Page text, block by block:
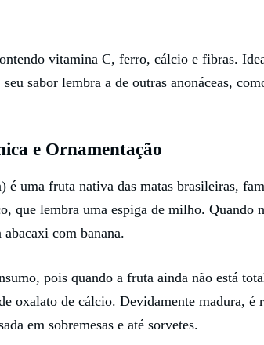
vitamina C, ferro, cálcio e fibras.
seu sabor lembra a de outras anonáceas,
e Ornamentação
é uma fruta nativa das matas brasileiras,
que lembra uma espiga de milho. Quando
com banana.
pois quando a fruta ainda não está
oxalato de cálcio. Devidamente madura, é
em sobremesas e até sorvetes.